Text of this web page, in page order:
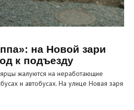
на Новой зари
к подъезду
жалуются на неработающие
и автобусах. На улице Новая заря